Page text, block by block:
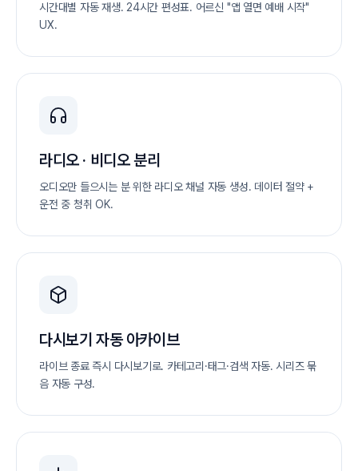
시간대별 자동 재생. 24시간 편성표. 어르신 "앱 열면 예배 시작"
UX.
라디오 · 비디오 분리
오디오만 들으시는 분 위한 라디오 채널 자동 생성. 데이터 절약 +
운전 중 청취 OK.
다시보기 자동 아카이브
라이브 종료 즉시 다시보기로. 카테고리·태그·검색 자동. 시리즈 묶
음 자동 구성.